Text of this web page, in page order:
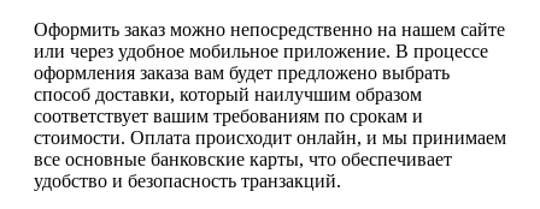
Оформить заказ можно непосредственно на нашем сайте
или через удобное мобильное приложение. В процессе
оформления заказа вам будет предложено выбрать
способ доставки, который наилучшим образом
соответствует вашим требованиям по срокам и
стоимости. Оплата происходит онлайн, и мы принимаем
все основные банковские карты, что обеспечивает
удобство и безопасность транзакций.